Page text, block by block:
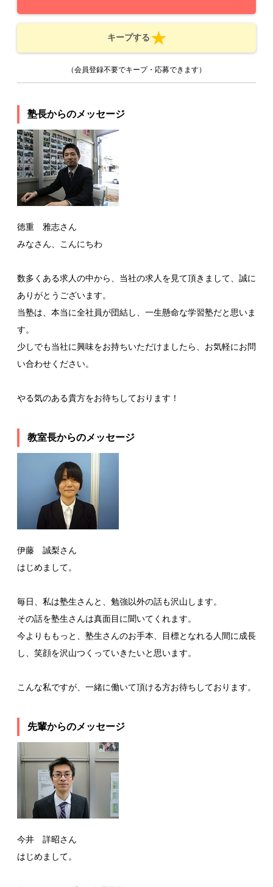
キープする
（会員登録不要でキープ・応募できます）
塾長からのメッセージ
徳重 雅志さん
みなさん、こんにちわ
数多くある求人の中から、当社の求人を見て頂きまして、誠に
ありがとうございます。
当塾は、本当に全社員が団結し、一生懸命な学習塾だと思いま
す。
少しでも当社に興味をお持ちいただけましたら、お気軽にお問
い合わせください。
やる気のある貴方をお待ちしております！
教室長からのメッセージ
伊藤 誠梨さん
はじめまして。
毎日、私は塾生さんと、勉強以外の話も沢山します。
その話を塾生さんは真面目に聞いてくれます。
今よりももっと、塾生さんのお手本、目標となれる人間に成長
し、笑顔を沢山つくっていきたいと思います。
こんな私ですが、一緒に働いて頂ける方お待ちしております。
先輩からのメッセージ
今井 詳昭さん
はじめまして。